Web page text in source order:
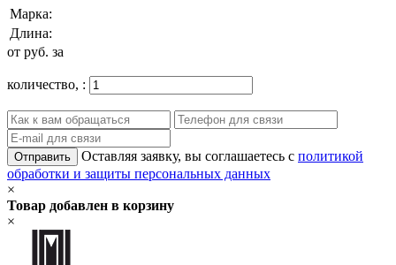
Марка:
Длина:
от руб. за
количество, :
Отправить Оставляя заявку, вы соглашаетесь с политикой
обработки и защиты персональных данных
×
Товар добавлен в корзину
×